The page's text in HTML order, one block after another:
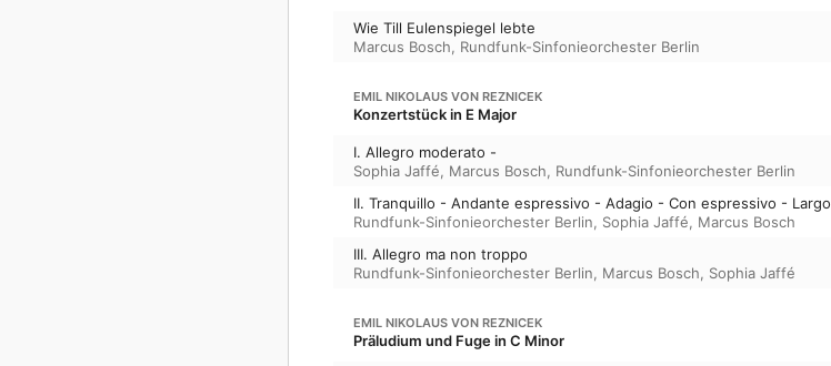
Wie Till Eulenspiegel lebte
Marcus Bosch, Rundfunk-Sinfonieorchester Berlin
EMIL NIKOLAUS VON REZNICEK
Konzertstück in E Major
I. Allegro moderato -
Sophia Jaffé, Marcus Bosch, Rundfunk-Sinfonieorchester Berlin
II. Tranquillo - Andante espressivo - Adagio - Con espressivo - Largo
Rundfunk-Sinfonieorchester Berlin, Sophia Jaffé, Marcus Bosch
III. Allegro ma non troppo
Rundfunk-Sinfonieorchester Berlin, Marcus Bosch, Sophia Jaffé
EMIL NIKOLAUS VON REZNICEK
Präludium und Fuge in C Minor